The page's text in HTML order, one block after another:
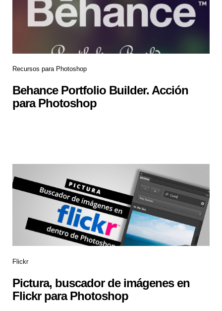
Recursos para Photoshop
Behance Portfolio Builder. Acción
para Photoshop
Flickr
Pictura, buscador de imágenes en
Flickr para Photoshop